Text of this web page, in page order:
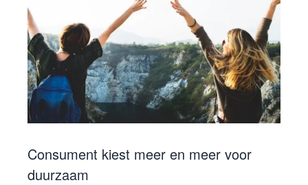
Consument kiest meer en meer voor
duurzaam